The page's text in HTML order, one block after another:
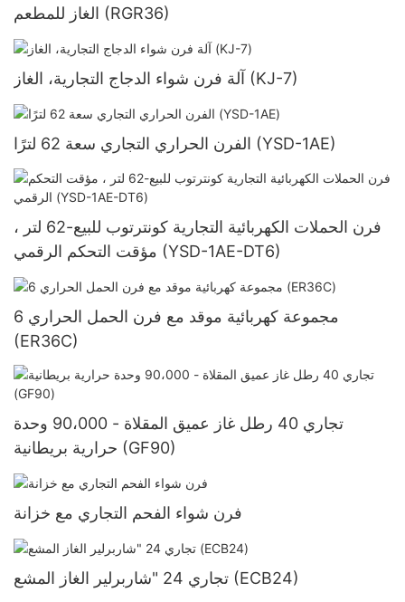
الغاز للمطعم (RGR36)
آلة فرن شواء الدجاج التجارية، الغاز (KJ-7)
الفرن الحراري التجاري سعة 62 لترًا (YSD-1AE)
فرن الحملات الكهربائية التجارية كونترتوب للبيع-62 لتر ،
مؤقت التحكم الرقمي (YSD-1AE-DT6)
6 مجموعة كهربائية موقد مع فرن الحمل الحراري
(ER36C)
تجاري 40 رطل غاز عميق المقلاة - 90،000 وحدة
حرارية بريطانية (GF90)
فرن شواء الفحم التجاري مع خزانة
تجاري 24 "شاربرلير الغاز المشع (ECB24)